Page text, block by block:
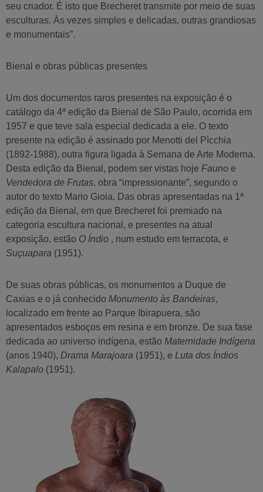
seu criador. É isto que Brecheret transmite por meio de suas
esculturas. Às vezes simples e delicadas, outras grandiosas
e monumentais”.
Bienal e obras públicas presentes
Um dos documentos raros presentes na exposição é o
catálogo da 4ª edição da Bienal de São Paulo, ocorrida em
1957 e que teve sala especial dedicada a ele. O texto
presente na edição é assinado por Menotti del Pìcchia
(1892-1988), outra figura ligada à Semana de Arte Moderna.
Desta edição da Bienal, podem ser vistas hoje Fauno e
Vendedora de Frutas, obra “impressionante”, segundo o
autor do texto Mario Gioia. Das obras apresentadas na 1ª
edição da Bienal, em que Brecheret foi premiado na
categoria escultura nacional, e presentes na atual
exposição, estão O Índio , num estudo em terracota, e
Suçuapara (1951).
De suas obras públicas, os monumentos a Duque de
Caxias e o já conhecido Monumento às Bandeiras,
localizado em frente ao Parque Ibirapuera, são
apresentados esboços em resina e em bronze. De sua fase
dedicada ao universo indígena, estão Maternidade Indígena
(anos 1940), Drama Marajoara (1951), e Luta dos Índios
Kalapalo (1951).